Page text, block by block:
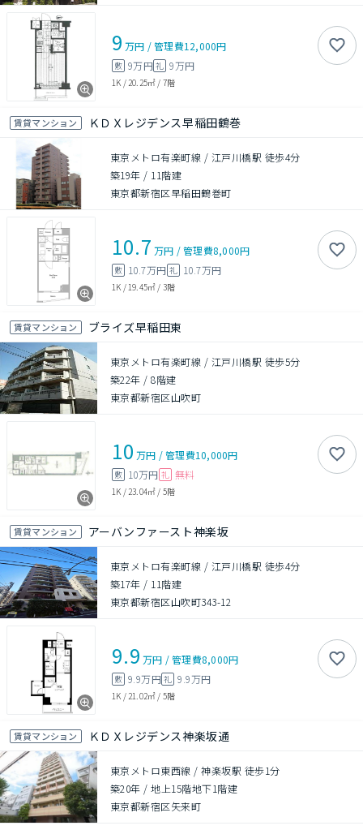
9 万円 /管理費12,000円
敷 9万円礼 9万円
1K / 20.25㎡ / 7階
賃貸マンション ＫＤＸレジデンス早稲田鶴巻
東京メトロ有楽町線 / 江戸川橋駅 徒歩4分
築19年 / 11階建
東京都新宿区早稲田鶴巻町
10.7 万円 /管理費8,000円
敷 10.7万円 礼 10.7万円
1K / 19.45㎡ / 3階
賃貸マンション ブライズ早稲田東
東京メトロ有楽町線 / 江戸川橋駅 徒歩5分
築22年 /8階建
東京都新宿区山吹町
10 万円 /管理費10,000円
敷 10万円 礼 無料
1K / 23.04㎡ / 5階
賃貸マンション アーバンファースト神楽坂
東京メトロ有楽町線 / 江戸川橋駅 徒歩4分
築17年 / 11階建
東京都新宿区山吹町343-12
9.9 万円 /管理費8,000円
敷 9.9万円礼 9.9万円
1K / 21.02㎡ / 5階
賃貸マンション ＫＤＸレジデンス神楽坂通
東京メトロ東西線 / 神楽坂駅 徒歩1分
築20年 /地上15階地下1階建
東京都新宿区矢来町